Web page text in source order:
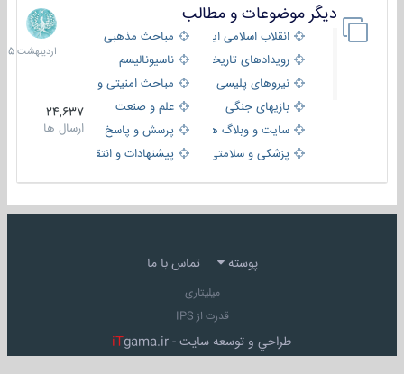
دیگر موضوعات و مطالب
انقلاب اسلامی ایران
مباحث مذهبی
رویدادهای تاریخی و مذهبیناسیونالیسم
نیروهای پلیسی
مباحث امنیتی و اطلاعاتی
بازیهای جنگی
علم و صنعت
سایت و وبلاگ ها
پرسش و پاسخ
پزشکی و سلامتی
پیشنهادات و انتقادات
24,637
ارسال ها
8
1405
پوسته تماس با ما
میلیتاری
قدرت از IPS
طراحي و توسعه سايت - iTgama.ir